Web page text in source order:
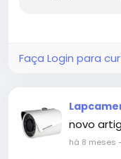
Faça Login para
novo
há 8 meses -